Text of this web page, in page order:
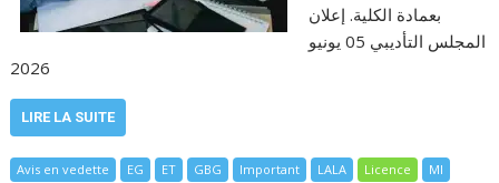
بعمادة الكلية. إعلان
المجلس التأديبي 05 يونيو
LIRE LA SUITE
Avis en vedette EG ET GBG Important LALA Licence
MI